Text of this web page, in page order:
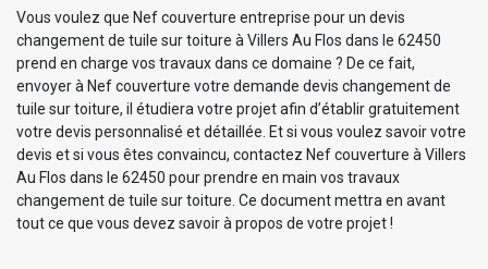
Vous voulez que Nef couverture entreprise pour un devis
changement de tuile sur toiture à Villers Au Flos dans le 62450
prend en charge vos travaux dans ce domaine ? De ce fait,
envoyer à Nef couverture votre demande devis changement de
tuile sur toiture, il étudiera votre projet afin d’établir gratuitement
votre devis personnalisé et détaillée. Et si vous voulez savoir votre
devis et si vous êtes convaincu, contactez Nef couverture à Villers
Au Flos dans le 62450 pour prendre en main vos travaux
changement de tuile sur toiture. Ce document mettra en avant
tout ce que vous devez savoir à propos de votre projet !